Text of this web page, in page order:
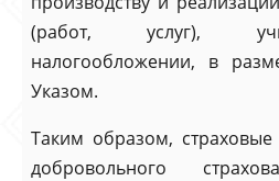
(работ, услуг),
налогообложении, в
Указом.
Таким образом,
добровольного